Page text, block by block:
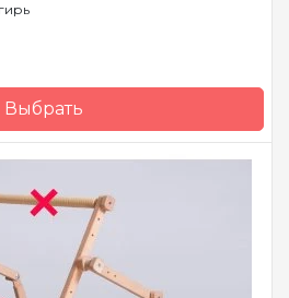
Выбрать
Арабеска